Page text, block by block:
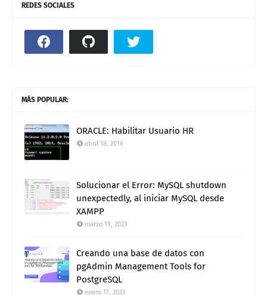
REDES SOCIALES
MÁS POPULAR:
ORACLE: Habilitar Usuario HR
abril 18, 2016
Solucionar el Error: MySQL shutdown
unexpectedly, al iniciar MySQL desde
XAMPP
marzo 19, 2023
Creando una base de datos con
pgAdmin Management Tools for
PostgreSQL
enero 17, 2023